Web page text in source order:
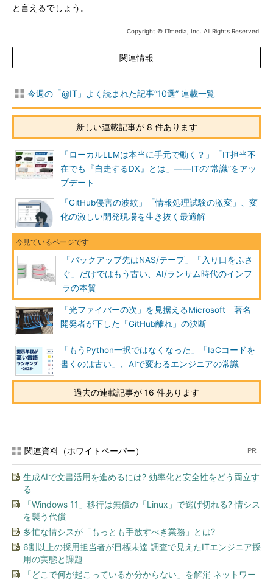
と言えるでしょう。
Copyright © ITmedia, Inc. All Rights Reserved.
関連情報
今週の「@IT」よく読まれた記事“10選” 連載一覧
新しい連載記事が 8 件あります
「ローカルLLMは本当に手元で動く？」「IT担当不
在でも『自走するDX』とは」――ITの“常識”をアッ
プデート
「GitHub侵害の波紋」「情報処理試験の激変」、変
化の激しい開発現場を生き抜く最適解
「バックアップ先はNAS/テープ」「入り口をふさ
ぐ」だけではもう古い、AI/ランサム時代のインフ
ラの本質
「光ファイバーの次」を見据えるMicrosoft 著名
開発者が下した「GitHub離れ」の決断
「もうPython一択ではなくなった」「IaCコードを
書くのは古い」、AIで変わるエンジニアの常識
過去の連載記事が 16 件あります
関連資料（ホワイトペーパー） PR
生成AIで文書活用を進めるには? 効率化と安全性をどう両立す
る
「Windows 11」移行は無償の「Linux」で逃げ切れる? 情シス
を襲う代償
多忙な情シスが「もっとも手放すべき業務」とは?
6割以上の採用担当者が目標未達 調査で見えたITエンジニア採
用の実態と課題
「どこで何が起こっているか分からない」を解消 ネットワー